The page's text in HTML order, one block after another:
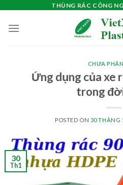
content
THÙNG RÁC CÔNG
CHƯA
Ứng dụng của xe
trong
POSTED ON 30 THÁNG
30
Th1